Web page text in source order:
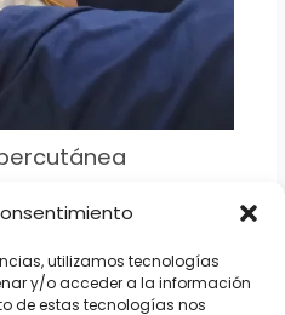
utilizamos tecnologías
y/o acceder a la información
de estas tecnologías nos